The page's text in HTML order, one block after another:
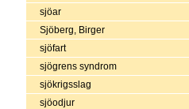
sjöar
Sjöberg, Birger
sjöfart
sjögrens syndrom
sjökrigsslag
sjöodjur